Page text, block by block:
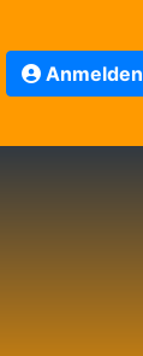
Anmelden